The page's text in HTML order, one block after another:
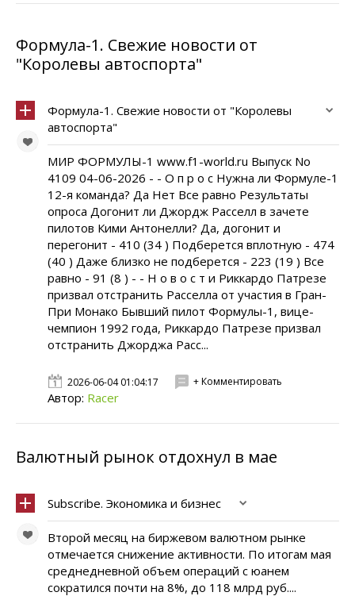
Формула-1. Свежие новости от
"Королевы автоспорта"
Формула-1. Свежие новости от "Королевы
автоспорта"
МИР ФОРМУЛЫ-1 www.f1-world.ru Выпуск No
4109 04-06-2026 - - О п р о с Нужна ли Формуле-1
12-я команда? Да Нет Все равно Результаты
опроса Догонит ли Джордж Расселл в зачете
пилотов Кими Антонелли? Да, догонит и
перегонит - 410 (34 ) Подберется вплотную - 474
(40 ) Даже близко не подберется - 223 (19 ) Все
равно - 91 (8 ) - - Н о в о с т и Риккардо Патрезе
призвал отстранить Расселла от участия в Гран-
При Монако Бывший пилот Формулы-1, вице-
чемпион 1992 года, Риккардо Патрезе призвал
отстранить Джорджа Расс...
2026-06-04 01:04:17 + Комментировать
Автор: Racer
Валютный рынок отдохнул в мае
Subscribe. Экономика и бизнес
Второй месяц на биржевом валютном рынке
отмечается снижение активности. По итогам мая
среднедневной объем операций с юанем
сократился почти на 8%, до 118 млрд руб....